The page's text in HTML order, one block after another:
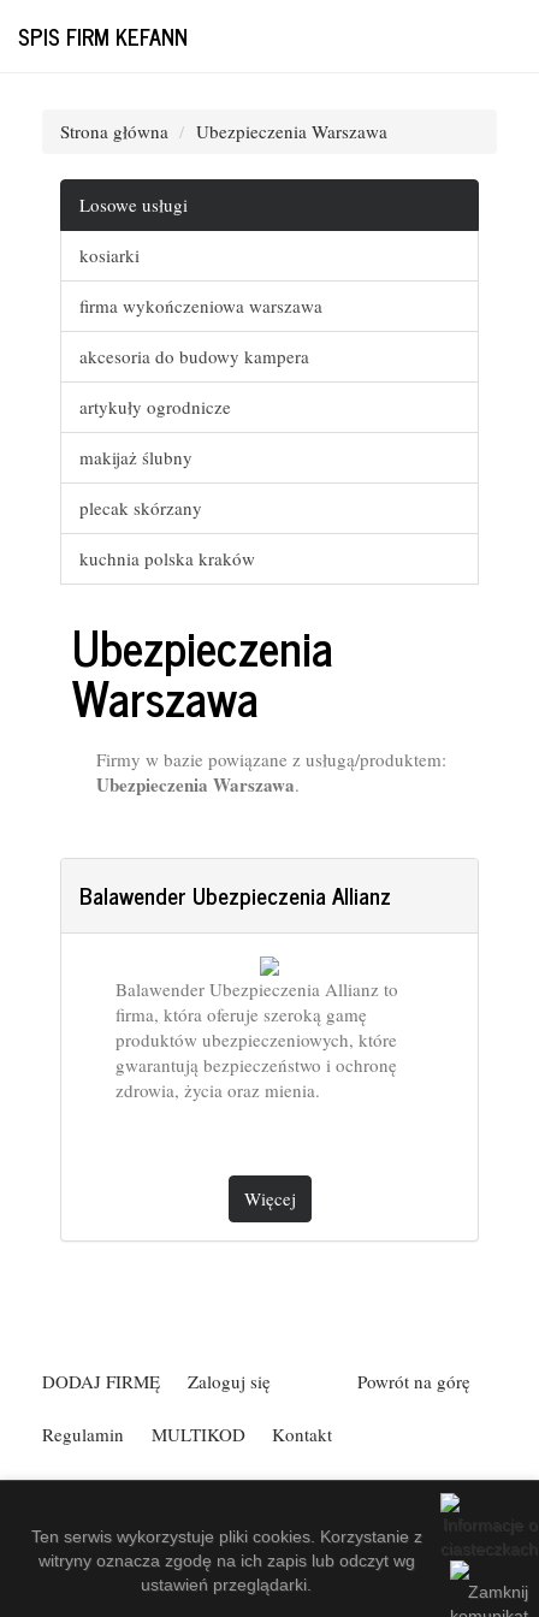
SPIS FIRM KEFANN
Strona główna Ubezpieczenia Warszawa
Losowe usługi
kosiarki
firma wykończeniowa warszawa
akcesoria do budowy kampera
artykuły ogrodnicze
makijaż ślubny
plecak skórzany
kuchnia polska kraków
Ubezpieczenia
Warszawa
Firmy w bazie powiązane z usługą/produktem:
Ubezpieczenia Warszawa.
Balawender Ubezpieczenia Allianz
Balawender Ubezpieczenia Allianz to
firma, która oferuje szeroką gamę
produktów ubezpieczeniowych, które
gwarantują bezpieczeństwo i ochronę
zdrowia, życia oraz mienia.
Więcej
Powrót na górę
DODAJ FIRMĘ Zaloguj się
Regulamin MULTIKOD Kontakt
Spis Firm Kefann.
PagePeeker.
Ten serwis wykorzystuje pliki cookies. Korzystanie z
witryny oznacza zgodę na ich zapis lub odczyt wg
ustawień przeglądarki.